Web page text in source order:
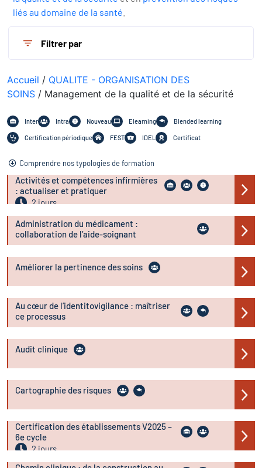
liés au domaine de la santé
Filtrer par
Accueil / QUALITE - ORGANISATION DES
SOINS / Management de la qualité et de la sécurité
Inter Intra Nouveau Elearning Blended learning
Certification périodique FEST IDEL Certificat
Comprendre nos typologies de formation
Activités et compétences infirmières
: actualiser et pratiquer
2 jours
Administration du médicament :
collaboration de l’aide-soignant
Améliorer la pertinence des soins
Au cœur de l’identitovigilance : maîtriser
ce processus
Audit clinique
Cartographie des risques
Certification des établissements V2025 –
6e cycle
2 jours